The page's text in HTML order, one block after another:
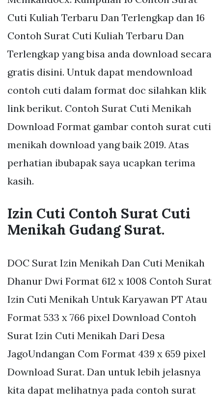
Cuti Kuliah Terbaru Dan Terlengkap dan 16
Contoh Surat Cuti Kuliah Terbaru Dan
Terlengkap yang bisa anda download secara
gratis disini. Untuk dapat mendownload
contoh cuti dalam format doc silahkan klik
link berikut. Contoh Surat Cuti Menikah
Download Format gambar contoh surat cuti
menikah download yang baik 2019. Atas
perhatian ibubapak saya ucapkan terima
kasih.
Izin Cuti Contoh Surat Cuti
Menikah Gudang Surat.
DOC Surat Izin Menikah Dan Cuti Menikah
Dhanur Dwi Format 612 x 1008 Contoh Surat
Izin Cuti Menikah Untuk Karyawan PT Atau
Format 533 x 766 pixel Download Contoh
Surat Izin Cuti Menikah Dari Desa
JagoUndangan Com Format 439 x 659 pixel
Download Surat. Dan untuk lebih jelasnya
kita dapat melihatnya pada contoh surat